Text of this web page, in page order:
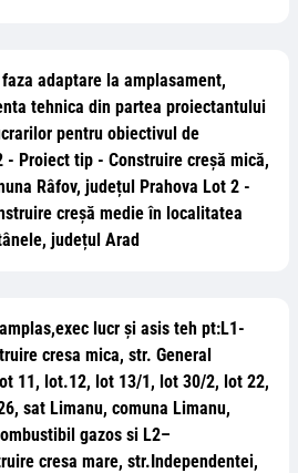
adaptare la amplasament,
tehnica din partea proiectantului
pentru obiectivul de
Proiect tip - Construire creșă mică,
Râfov, județul Prahova Lot 2 -
creșă medie în localitatea
județul Arad
lucr și asis teh pt:L1-
cresa mica, str. General
11, lot.12, lot 13/1, lot 30/2, lot 22,
sat Limanu, comuna Limanu,
gazos si L2–
cresa mare, str.Independentei,